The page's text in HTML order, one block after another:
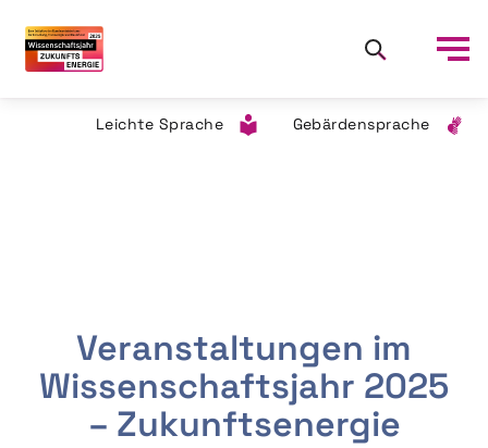
Leichte Sprache Gebärdensprache
Veranstaltungen im
Wissenschaftsjahr 2025
– Zukunftsenergie